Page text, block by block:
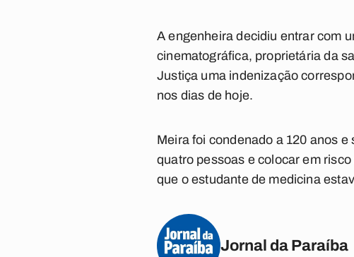
A engenheira decidiu entrar com
cinematográfica, proprietária da
Justiça uma indenização
nos dias de hoje.
Meira foi condenado a 120 anos
quatro pessoas e colocar em
que o estudante de medicina
Jornal da Paraíba